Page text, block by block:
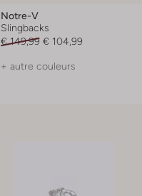
Notre-V
Slingbacks
€ 149,99 € 104,99
+ autre couleurs